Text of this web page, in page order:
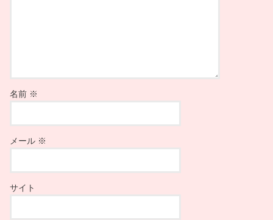
名前 ※
メール ※
サイト